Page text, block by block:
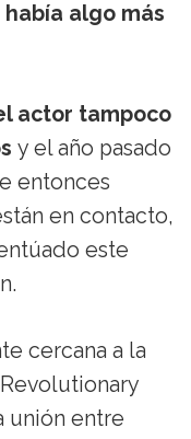
había algo más
actor tampoco
y el año pasado
entonces
en contacto,
este
cercana a la
unión entre